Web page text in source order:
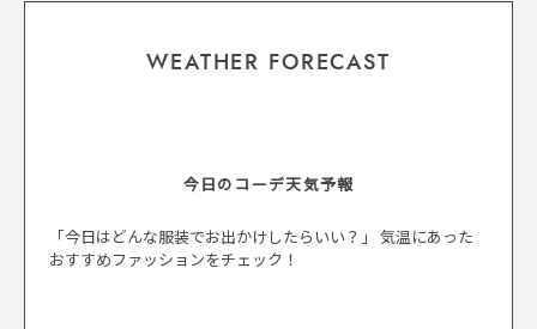
WEATHER FORECAST
今日のコーデ天気予報
「今日はどんな服装でお出かけしたらいい？」 気温にあった
おすすめファッションをチェック！